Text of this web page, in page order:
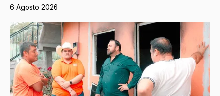
6 Agosto 2026